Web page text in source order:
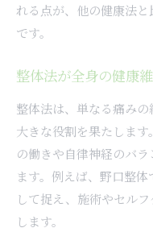
れる点が、他の健康法
です。
整体法が全身の健康
整体法は、単なる痛み
大きな役割を果たしま
の働きや自律神経のバ
ます。例えば、野口整
して捉え、施術やセル
します。